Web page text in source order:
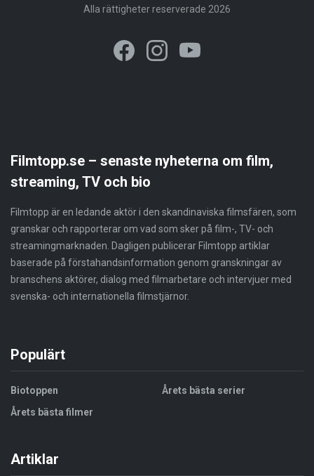
Alla rättigheter reserverade 2026
Filmtopp.se – senaste nyheterna om film,
streaming, TV och bio
Filmtopp är en ledande aktör i den skandinaviska filmsfären, som
granskar och rapporterar om vad som sker på film-, TV- och
streamingmarknaden. Dagligen publicerar Filmtopp artiklar
baserade på förstahandsinformation genom granskningar av
branschens aktörer, dialog med filmarbetare och intervjuer med
svenska- och internationella filmstjärnor.
Populärt
Biotoppen
Årets bästa filmer
Årets bästa serier
Artiklar